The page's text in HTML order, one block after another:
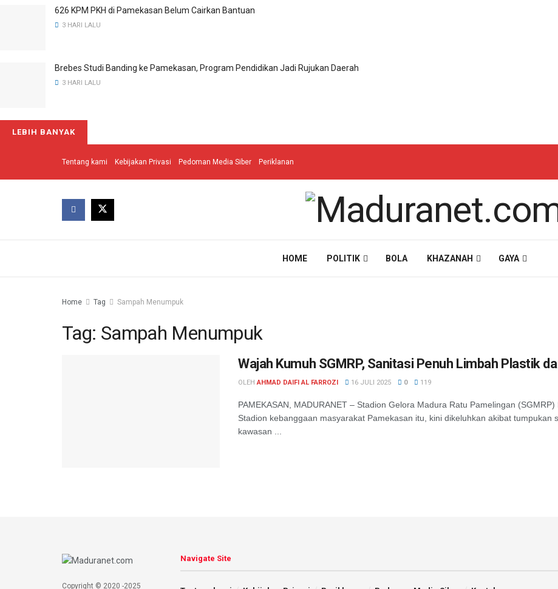
626 KPM PKH di Pamekasan Belum Cairkan Bantuan
3 HARI LALU
Brebes Studi Banding ke Pamekasan, Program Pendidikan Jadi Rujukan Daerah
3 HARI LALU
LEBIH BANYAK
Tentang kami Kebijakan Privasi Pedoman Media Siber Periklanan
HOME POLITIK BOLA KHAZANAH GAYA
Home Tag Sampah Menumpuk
Tag: Sampah Menumpuk
Wajah Kumuh SGMRP, Sanitasi Penuh Limbah Plastik
OLEH AHMAD DAIFI AL FARROZI 16 JULI 2025 0 119
PAMEKASAN, MADURANET – Stadion Gelora Madura Ratu Pamelingan
Stadion kebanggaan masyarakat Pamekasan itu, kini dikeluhkan akibat tumpukan
kawasan ...
Copyright © 2020 -2025
Navigate Site